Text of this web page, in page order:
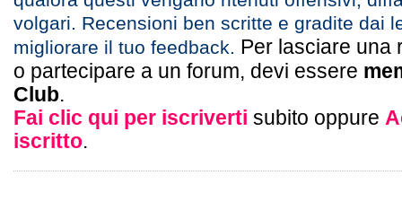
volgari. Recensioni ben scritte e gradite dai
migliorare il tuo feedback. Per lasciare una
o partecipare a un forum, devi essere
Club.
Fai clic qui per iscriverti subito oppure
iscritto.